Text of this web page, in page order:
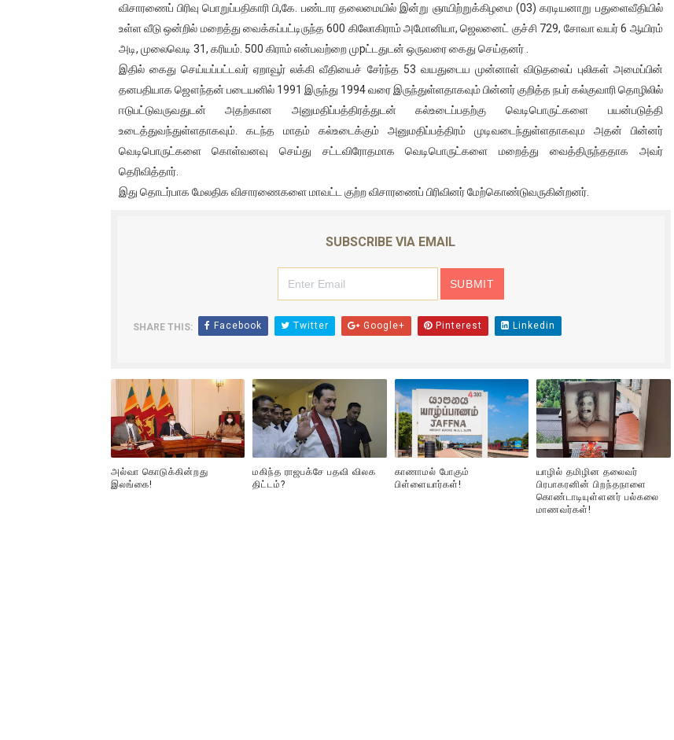
இளையராஜா – கமல் அவசர சந்திப்பு (படங்கள், விடியோ)
ஜனாதிபதி ஐக்கிய நாடுகளின் பொதுச் சபை கூட்டத்தில் இன்று உரை
32 CM விநோத கன்றுக்குட்டி! (வீடியோ)
வலிமை தான் அஜித் திரைப்பயணத்திலே அதிக காலெக்ஷன் செய்த திரைப்படம் ! எங்கு தெரியுமா?
விசாரணைப் பிரிவு பொறுப்பதிகாரி பி,கே. பண்டார தலைமையில் இன்று ஞாயிற்றுக்கிழமை (03) கரடியனாறு பதுளைவீதியில்
உள்ள வீடு ஒன்றில் மறைத்து வைக்கப்பட்டிருந்த 600 கிலோகிராம் அமோனியா, ஜெலனைட் குச்சி 729, சோவா வயர் 6 ஆயிரம்
அடி, முலைவெடி 31, கரியம். 500 கிராம் என்பவற்றை முpட்டதுடன் ஒருவரை கைது செய்தனர் .
இதில் கைது செய்யப்பட்டவர் ஏறாவூர் லக்கி வீதியைச் சேர்ந்த 53 வயதுடைய முன்னாள் விடுதலைப் புலிகள் அமைப்பின்
தனபதியாக ஜௌந்தன் படையனில் 1991 இருந்து 1994 வரை இருந்துள்ளதாகவும் பின்னர் குறித்த நபர் கல்குவாரி தொழிலில்
ஈடுபட்டுவருவதுடன் அதற்கான அனுமதிப்பத்திரத்துடன் கல்உடைப்பதற்கு வெடிபொருட்களை பயன்படுத்தி
உடைத்துவந்துள்ளதாகவும். கடந்த மாதம் கல்உடைக்கும் அனுமதிப்பத்திரம் முடிவடைந்துள்ளதாகவும அதன் பின்னர்
வெடிபொருட்களை கொள்வனவு செய்து சட்டவிரோதமாக வெடிபொருட்களை மறைத்து வைத்திருந்ததாக அவர்
தெரிவித்தார்.
இது தொடர்பாக மேலதிக விசாரணைகளை மாவட்ட குற்ற விசாரணைப் பிரிவினர் மேற்கொண்டுவருகின்றனர்.
SUBSCRIBE VIA EMAIL
SHARE THIS: Facebook Twitter Google+ Pinterest Linkedin
அல்வா கொடுக்கின்றது
இலங்கை!
மகிந்த ராஜபக்சே பதவி விலக
திட்டம்?
காணாமல் போகும்
பிள்ளையார்கள்!
யாழில் தமிழின தலைவர்
பிரபாகரனின் பிறந்தநாளை
கொண்டாடியுள்ளனர் பல்கலை
மாணவர்கள்!